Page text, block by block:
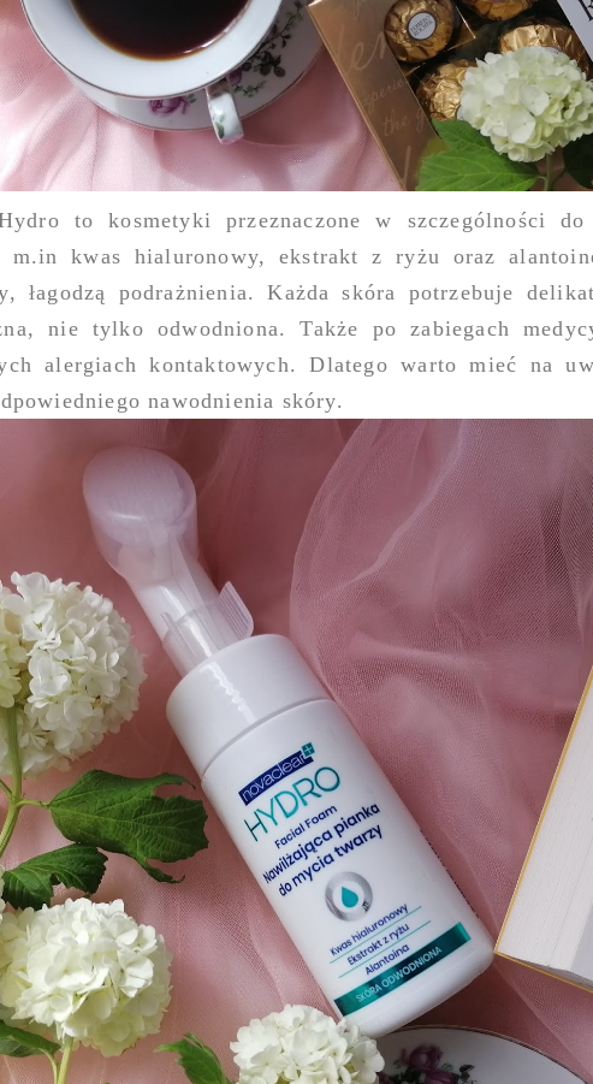
to kosmetyki przeznaczone w szczególności do
m.in kwas hialuronowy, ekstrakt z ryżu oraz
łagodzą podrażnienia. Każda skóra potrzebuje
nie tylko odwodniona. Także po zabiegach
alergiach kontaktowych. Dlatego warto mieć na
nawodnienia skóry.